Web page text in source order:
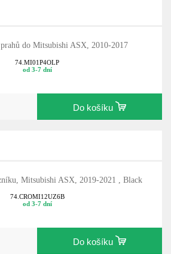
do Mitsubishi ASX, 2010-2017
74.MI01P4OLP
od 3-7 dní
Do košíku
Mitsubishi ASX, 2019-2021 , Black
74.CROMI12UZ6B
od 3-7 dní
Do košíku